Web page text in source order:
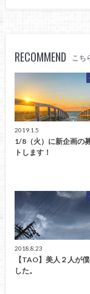
RECOMMEND こち
2019.1.5
1/8（火）に新企画の
トします！
2018.8.23
【TAO】美人２人が
した。